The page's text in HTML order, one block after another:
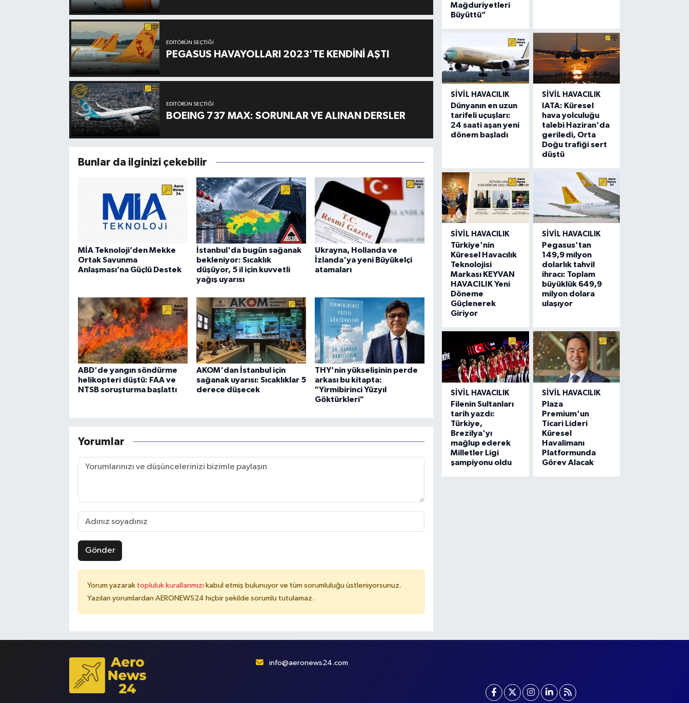
EDITÖRÜN SEÇTIĞI
PEGASUS HAVAYOLLARI 2023'TE KENDİNİ AŞTI
EDITÖRÜN SEÇTIĞI
BOEING 737 MAX: SORUNLAR VE ALINAN DERSLER
Bunlar da ilginizi çekebilir
MİA Teknoloji’den Mekke
Ortak Savunma
Anlaşması’na Güçlü Destek
İstanbul'da bugün sağanak
bekleniyor: Sıcaklık
düşüyor, 5 il için kuvvetli
yağış uyarısı
Ukrayna, Hollanda ve
İzlanda'ya yeni Büyükelçi
atamaları
ABD'de yangın söndürme
helikopteri düştü: FAA ve
NTSB soruşturma başlattı
AKOM'dan İstanbul için
sağanak uyarısı: Sıcaklıklar 5
derece düşecek
THY'nin yükselişinin perde
arkası bu kitapta:
"Yirmibirinci Yüzyıl
Göktürkleri"
Yorumlar
Gönder
Yorum yazarak topluluk kurallarımızı kabul etmiş bulunuyor ve tüm sorumluluğu üstleniyorsunuz.
Yazılan yorumlardan AERONEWS24 hiçbir şekilde sorumlu tutulamaz.
Mağduriyetleri
Büyüttü”
SIVIL HAVACILIK
Dünyanın en uzun
tarifeli uçuşları:
24 saati aşan yeni
dönem başladı
SIVIL HAVACILIK
IATA: Küresel
hava yolculuğu
talebi Haziran'da
geriledi, Orta
Doğu trafiği sert
düştü
SIVIL HAVACILIK
Türkiye'nin
Küresel Havacılık
Teknolojisi
Markası KEYVAN
HAVACILIK Yeni
Döneme
Güçlenerek
Giriyor
SIVIL HAVACILIK
Pegasus'tan
149,9 milyon
dolarlık tahvil
ihracı: Toplam
büyüklük 649,9
milyon dolara
ulaşıyor
SIVIL HAVACILIK
Filenin Sultanları
tarih yazdı:
Türkiye,
Brezilya'yı
mağlup ederek
Milletler Ligi
şampiyonu oldu
SIVIL HAVACILIK
Plaza
Premium'un
Ticari Lideri
Küresel
Havalimanı
Platformunda
Görev Alacak
info@aeronews24.com